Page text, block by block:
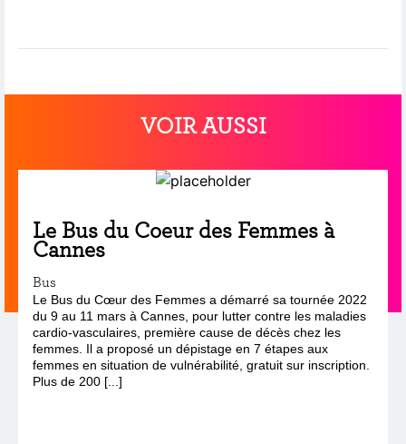
VOIR AUSSI
Le Bus du Coeur des Femmes à
Cannes
Bus
Le Bus du Cœur des Femmes a démarré sa tournée 2022
du 9 au 11 mars à Cannes, pour lutter contre les maladies
cardio-vasculaires, première cause de décès chez les
femmes. Il a proposé un dépistage en 7 étapes aux
femmes en situation de vulnérabilité, gratuit sur inscription.
Plus de 200 [...]